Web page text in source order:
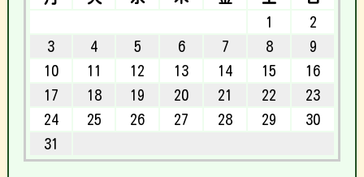
1
2
3
4 5 6 7 8
9
10
11 12 13 14 15
16
17
18 19 20 21 22
23
24
25 26 27 28 29
30
31